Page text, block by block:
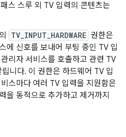
스 스루 외 TV 입력의 콘텐츠는
TV_INPUT_HARDWARE 권한은
에 신호를 보내어 부팅 중인 TV 입
리자 서비스를 호출하고 관련 TV
니다. 이 권한은 하드웨어 TV 입
스마다 여러 TV 입력을 지원함은
을 동적으로 추가하고 제거까지